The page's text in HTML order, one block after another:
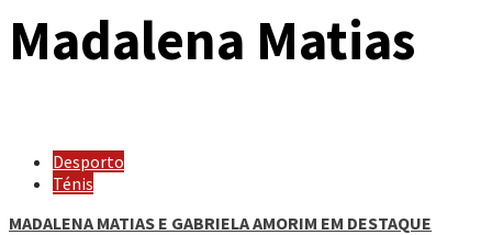
Madalena Matias
Desporto
Ténis
MADALENA MATIAS E GABRIELA AMORIM EM DESTAQUE